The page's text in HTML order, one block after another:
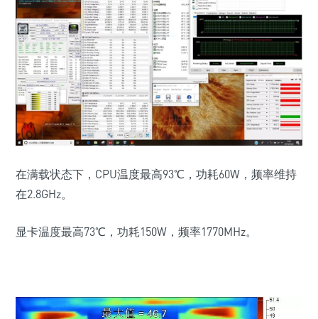
在满载状态下，CPU温度最高93℃，功耗60W，频率维持
在2.8GHz。
显卡温度最高73℃，功耗150W，频率1770MHz。